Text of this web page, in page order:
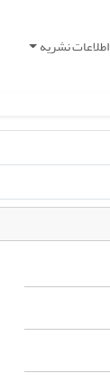
اطلاعات نشریه